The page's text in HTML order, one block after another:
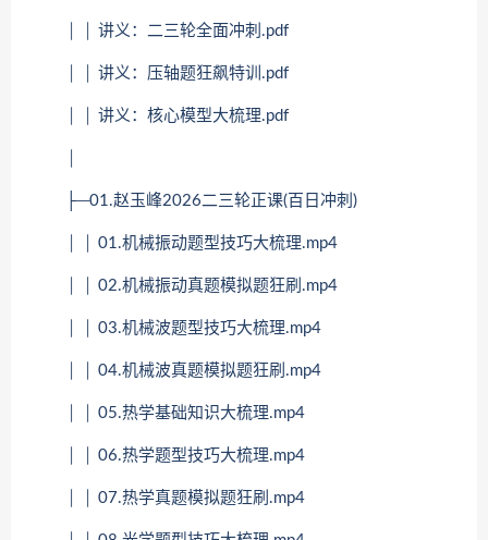
│ │ 讲义：二三轮全面冲刺.pdf
│ │ 讲义：压轴题狂飙特训.pdf
│ │ 讲义：核心模型大梳理.pdf
├─01.赵玉峰2026二三轮正课(百日冲刺)
│ │ 01.机械振动题型技巧大梳理.mp4
│ │ 02.机械振动真题模拟题狂刷.mp4
│ │ 03.机械波题型技巧大梳理.mp4
│ │ 04.机械波真题模拟题狂刷.mp4
│ │ 05.热学基础知识大梳理.mp4
│ │ 06.热学题型技巧大梳理.mp4
│ │ 07.热学真题模拟题狂刷.mp4